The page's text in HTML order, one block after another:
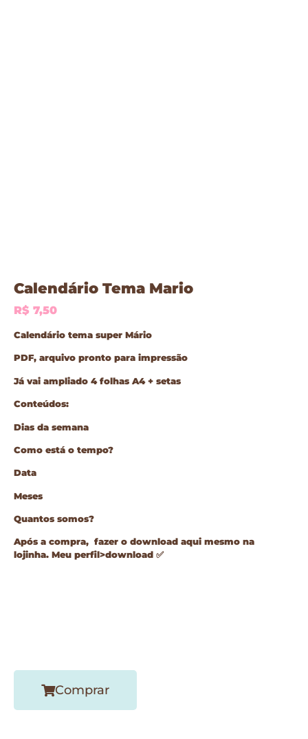
Calendário Tema Mario
R$ 7,50
Calendário tema super Mário
PDF, arquivo pronto para impressão
Já vai ampliado 4 folhas A4 + setas
Conteúdos:
Dias da semana
Como está o tempo?
Data
Meses
Quantos somos?
Após a compra, fazer o download aqui mesmo na
lojinha. Meu perfil>download ✅
Comprar